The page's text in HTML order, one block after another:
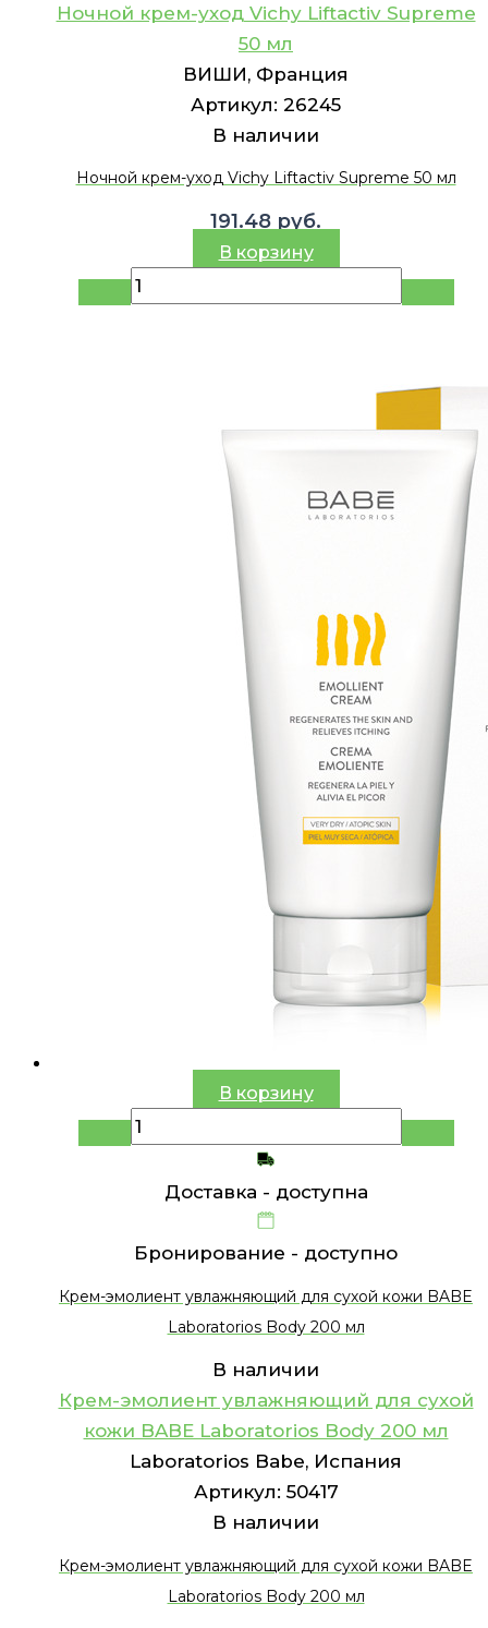
Ночной крем-уход Vichy Liftactiv Supreme
50 мл
ВИШИ, Франция
Артикул: 26245
В наличии
Ночной крем-уход Vichy Liftactiv Supreme 50 мл
191.48 руб.
В корзину
В корзину
Доставка - доступна
Бронирование - доступно
Крем-эмолиент увлажняющий для сухой кожи BABE
Laboratorios Body 200 мл
В наличии
Крем-эмолиент увлажняющий для сухой
кожи BABE Laboratorios Body 200 мл
Laboratorios Babe, Испания
Артикул: 50417
В наличии
Крем-эмолиент увлажняющий для сухой кожи BABE
Laboratorios Body 200 мл